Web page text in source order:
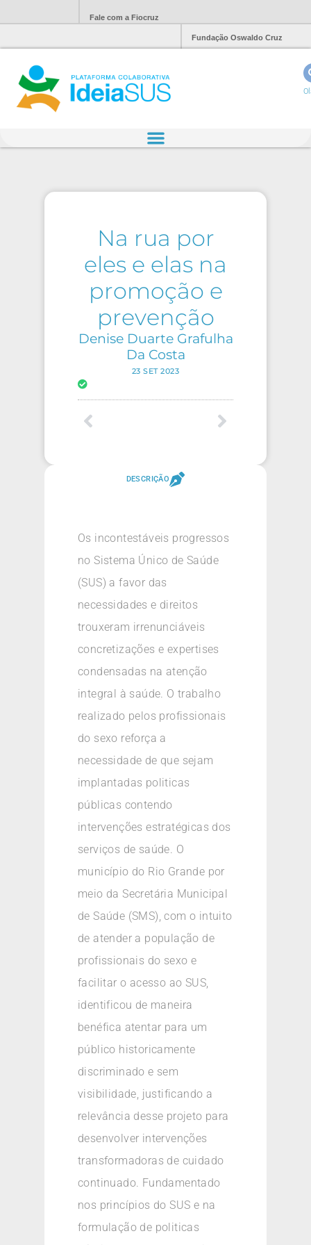
Fale com a Fiocruz
Fundação Oswaldo Cruz
Na rua por
eles e elas na
promoção e
prevenção
Denise Duarte Grafulha
Da Costa
23 SET 2023
DESCRIÇÃO
Os incontestáveis progressos
no Sistema Único de Saúde
(SUS) a favor das
necessidades e direitos
trouxeram irrenunciáveis
concretizações e expertises
condensadas na atenção
integral à saúde. O trabalho
realizado pelos profissionais
do sexo reforça a
necessidade de que sejam
implantadas politicas
públicas contendo
intervenções estratégicas dos
serviços de saúde. O
município do Rio Grande por
meio da Secretária Municipal
de Saúde (SMS), com o intuito
de atender a população de
profissionais do sexo e
facilitar o acesso ao SUS,
identificou de maneira
benéfica atentar para um
público historicamente
discriminado e sem
visibilidade, justificando a
relevância desse projeto para
desenvolver intervenções
transformadoras de cuidado
continuado. Fundamentado
nos princípios do SUS e na
formulação de politicas